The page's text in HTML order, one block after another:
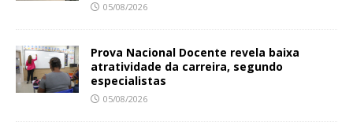
05/08/2026
Prova Nacional Docente revela baixa
atratividade da carreira, segundo
especialistas
05/08/2026